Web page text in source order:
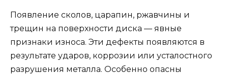
Появление сколов, царапин, ржавчины и
трещин на поверхности диска — явные
признаки износа. Эти дефекты появляются в
результате ударов, коррозии или усталостного
разрушения металла. Особенно опасны